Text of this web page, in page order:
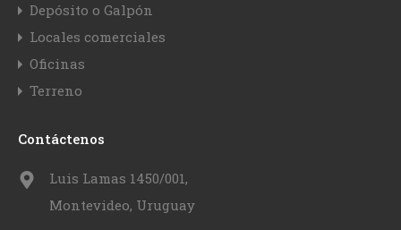
Depósito o Galpón
Locales comerciales
Oficinas
Terreno
Contáctenos
Luis Lamas 1450/001,
Montevideo, Uruguay